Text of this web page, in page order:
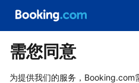
需您同意
为提供我们的服务，Booking.com